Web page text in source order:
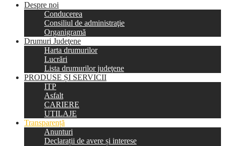
Despre noi
Conducerea
Consiliul de administraţie
Organigramă
Drumuri Judeţene
Harta drumurilor
Lucrări
Lista drumurilor judeţene
PRODUSE ȘI SERVICII
ITP
Asfalt
CARIERE
UTILAJE
Transparență
Anunturi
Declarații de avere și interese